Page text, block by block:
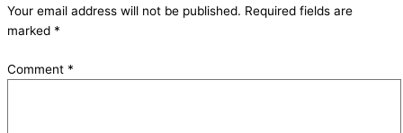
Your email address will not be published. Required fields are
marked *
Comment *